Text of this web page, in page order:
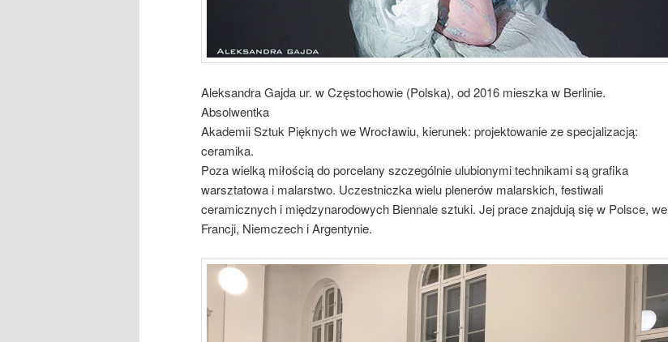
Aleksandra Gajda ur. w Częstochowie (Polska), od 2016 mieszka w Berlinie.
Absolwentka
Akademii Sztuk Pięknych we Wrocławiu, kierunek: projektowanie ze specjalizacją:
ceramika.
Poza wielką miłością do porcelany szczególnie ulubionymi technikami są grafika
warsztatowa i malarstwo. Uczestniczka wielu plenerów malarskich, festiwali
ceramicznych i międzynarodowych Biennale sztuki. Jej prace znajdują się w Polsce, we
Francji, Niemczech i Argentynie.